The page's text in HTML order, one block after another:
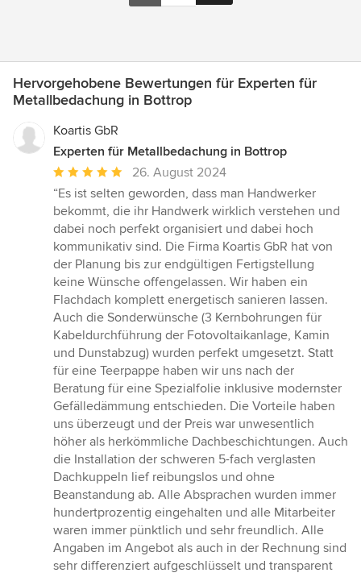
Hervorgehobene Bewertungen für Experten für
Metallbedachung in Bottrop
Koartis GbR
Experten für Metallbedachung in Bottrop
Durchschnittliche
Bewertung:
5
von
5
Sternen
26. August 2024
“Es ist selten geworden, dass man Handwerker
bekommt, die ihr Handwerk wirklich verstehen und
dabei noch perfekt organisiert und dabei hoch
kommunikativ sind. Die Firma Koartis GbR hat von
der Planung bis zur endgültigen Fertigstellung
keine Wünsche offengelassen. Wir haben ein
Flachdach komplett energetisch sanieren lassen.
Auch die Sonderwünsche (3 Kernbohrungen für
Kabeldurchführung der Fotovoltaikanlage, Kamin
und Dunstabzug) wurden perfekt umgesetzt. Statt
für eine Teerpappe haben wir uns nach der
Beratung für eine Spezialfolie inklusive modernster
Gefälledämmung entschieden. Die Vorteile haben
uns überzeugt und der Preis war unwesentlich
höher als herkömmliche Dachbeschichtungen. Auch
die Installation der schweren 5-fach verglasten
Dachkuppeln lief reibungslos und ohne
Beanstandung ab. Alle Absprachen wurden immer
hundertprozentig eingehalten und alle Mitarbeiter
waren immer pünktlich und sehr freundlich. Alle
Angaben im Angebot als auch in der Rechnung sind
sehr differenziert aufgeschlüsselt und transparent